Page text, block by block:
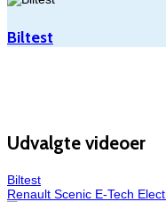
Biltest
Udvalgte videoer
Biltest
Renault Scenic E-Tech